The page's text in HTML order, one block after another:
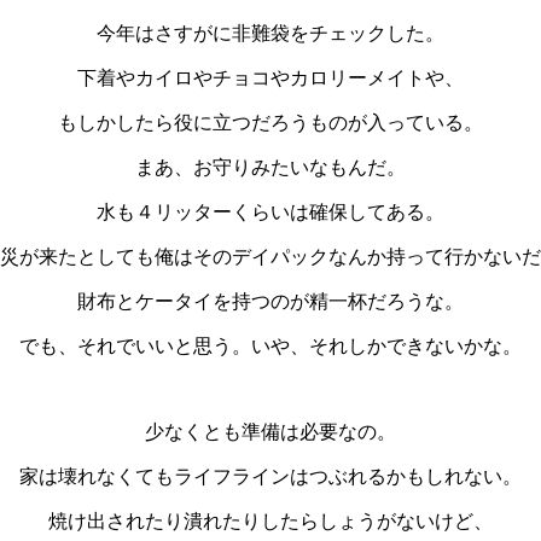
今年はさすがに非難袋をチェックした。
下着やカイロやチョコやカロリーメイトや、
もしかしたら役に立つだろうものが入っている。
まあ、お守りみたいなもんだ。
水も４リッターくらいは確保してある。
が来たとしても俺はそのデイパックなんか持って行かない
財布とケータイを持つのが精一杯だろうな。
でも、それでいいと思う。いや、それしかできないかな。
少なくとも準備は必要なの。
家は壊れなくてもライフラインはつぶれるかもしれない。
焼け出されたり潰れたりしたらしょうがないけど、